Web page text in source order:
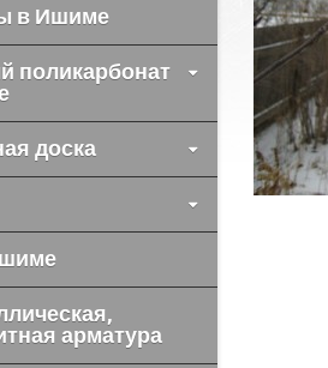
в Ишиме
поликарбонат
доска
арматура